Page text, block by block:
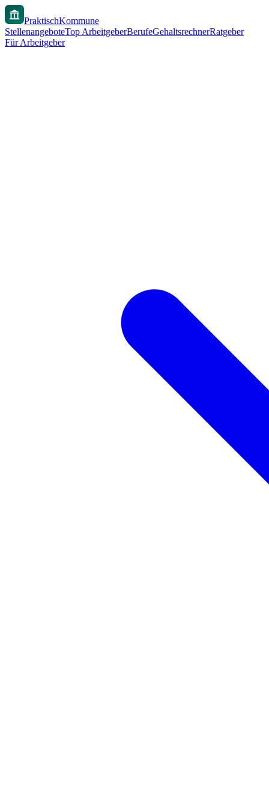
PraktischKommune
StellenangeboteTop ArbeitgeberBerufeGehaltsrechnerRatgeber
Für Arbeitgeber